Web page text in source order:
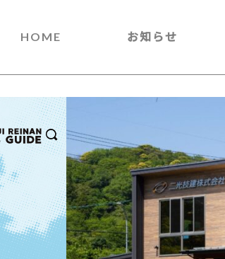
HOME お知らせ